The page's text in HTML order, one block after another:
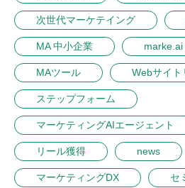
次世代マーケテイング
MA 中小企業 marke.ai
MAツール Webサイト
ステップフォーム
マーケティングAIエージェント
リール獲得 news
マーケティングDX セ